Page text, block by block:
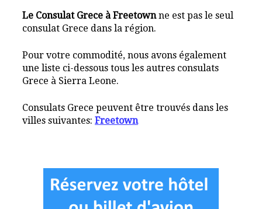
Le Consulat Grece à Freetownne est pas le seul
consulat Grece dans la région.
Pour votre commodité, nous avons également
une liste ci-dessous tous les autres consulats
Grece à Sierra Leone.
Consulats Grece peuvent être trouvés dans les
villes suivantes:Freetown